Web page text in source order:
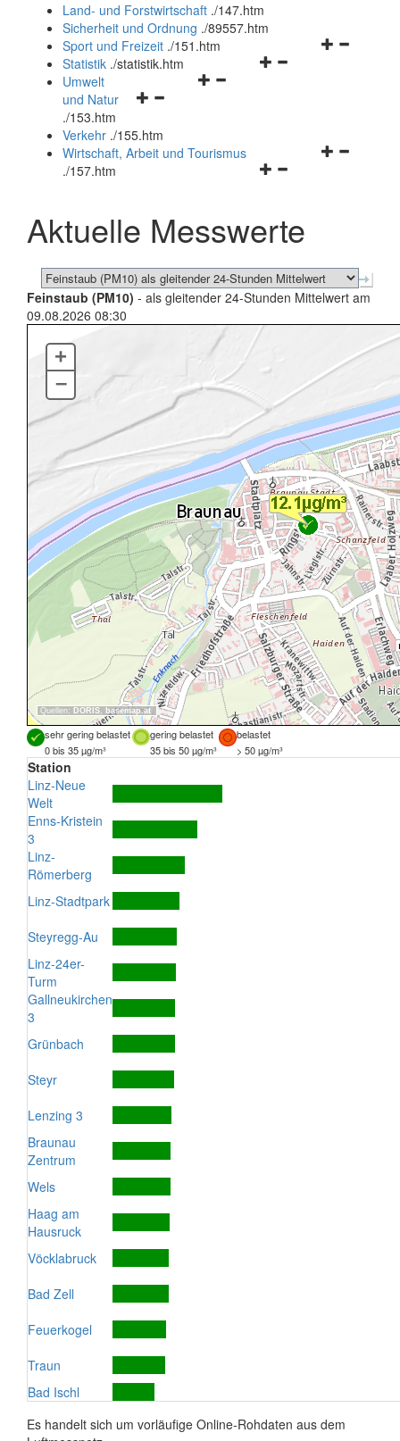
und
schließen
Land- und Forstwirtschaft ./147.htm
Sicherheit und Ordnung ./89557.htm
Navigationsmenü
Sport und Freizeit ./151.htm
Navigationsmenü
Statistik ./statistik.htm
Navigationsmenü
und
schließen
Umwelt
und Natur
./153.htm
Verkehr ./155.htm
Navigationsmenü
schließen
Wirtschaft, Arbeit und Tourismus
./157.htm
Aktuelle Messwerte
Feinstaub (PM10) - als gleitender 24-Stunden Mittelwert am
09.08.2026 08:30
Quellen: DORIS, basemap.at
+
–
sehr gering belastet gering belastet
belastet
0 bis 35 µg/m³
35 bis 50 µg/m³ > 50 µg/m³
Station
Linz-Neue
Welt
Enns-Kristein
3
Linz-
Römerberg
Linz-Stadtpark
Steyregg-Au
Linz-24er-
Turm
Gallneukirchen
3
Grünbach
Steyr
Lenzing 3
Braunau
Zentrum
Wels
Haag am
Hausruck
Vöcklabruck
Bad Zell
Feuerkogel
Traun
Bad Ischl
Es handelt sich um vorläufige Online-Rohdaten aus dem